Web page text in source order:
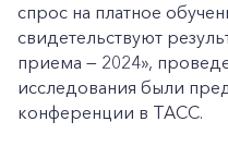
спрос на платное
свидетельствуют
приема — 2024»,
исследования были
конференции в ТАСС.